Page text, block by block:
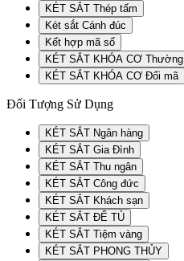
KÉT SẮT Thép tấm
Két sắt Cánh đúc
Kết hợp mã số
KÉT SẮT KHÓA CƠ Thường
KÉT SẮT KHÓA CƠ Đổi mã
Đối Tượng Sử Dụng
KÉT SẮT Ngân hàng
KÉT SẮT Gia Đình
KÉT SẮT Thu ngân
KÉT SẮT Công đức
KÉT SẮT Khách sạn
KÉT SẮT ĐỂ TỦ
KÉT SẮT Tiệm vàng
KÉT SẮT PHONG THỦY